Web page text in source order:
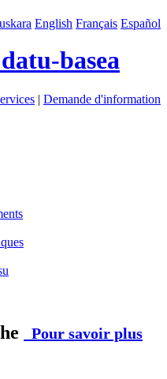
English Français Español
basea
| Demande d'information
Pour savoir plus